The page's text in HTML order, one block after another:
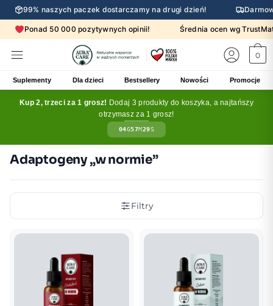
99% naszych paczek dostarczamy na drugi dzień!
Ponad 50 000 pozytywnych opinii! Średnia ocen wg
0
Suplementy Dla dzieci Bestsellery Nowości Promocje
Kup 2, trzeci za 1 grosz! Dodaj 3 produkty do koszyka, a najtańszy
otrzymasz za 1 grosz!
04G57M28S
Adaptogeny „w normie”
Filtry